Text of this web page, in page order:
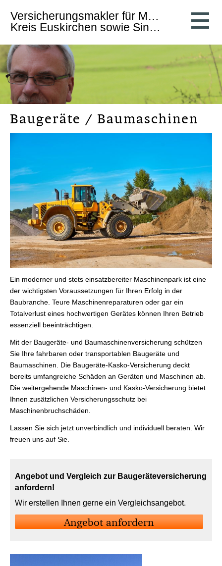
Ver­sicherungs­makler für Mechernich,
Kreis Euskirchen sowie Sinzig und Umgebung
Baugeräte / Baumaschinen
Ein moderner und stets einsatzbereiter Maschinenpark ist eine
der wichtigsten Voraussetzungen für Ihren Erfolg in der
Baubranche. Teure Maschinenreparaturen oder gar ein
Totalverlust eines hochwertigen Gerätes können Ihren Betrieb
essenziell beeinträchtigen.
Mit der Baugeräte- und Baumaschinenversicherung schützen
Sie Ihre fahrbaren oder transportablen Baugeräte und
Baumaschinen. Die Baugeräte-Kasko-Versicherung deckt
bereits umfangreiche Schäden an Geräten und Maschinen ab.
Die weitergehende Maschinen- und Kasko-Versicherung bietet
Ihnen zusätzlichen Versicherungsschutz bei
Maschinenbruchschäden.
Lassen Sie sich jetzt unverbindlich und individuell beraten. Wir
freuen uns auf Sie.
Angebot und Vergleich zur Baugeräteversicherung
anfordern!
Wir erstellen Ihnen gerne ein Vergleichsangebot.
An­ge­bot an­for­dern